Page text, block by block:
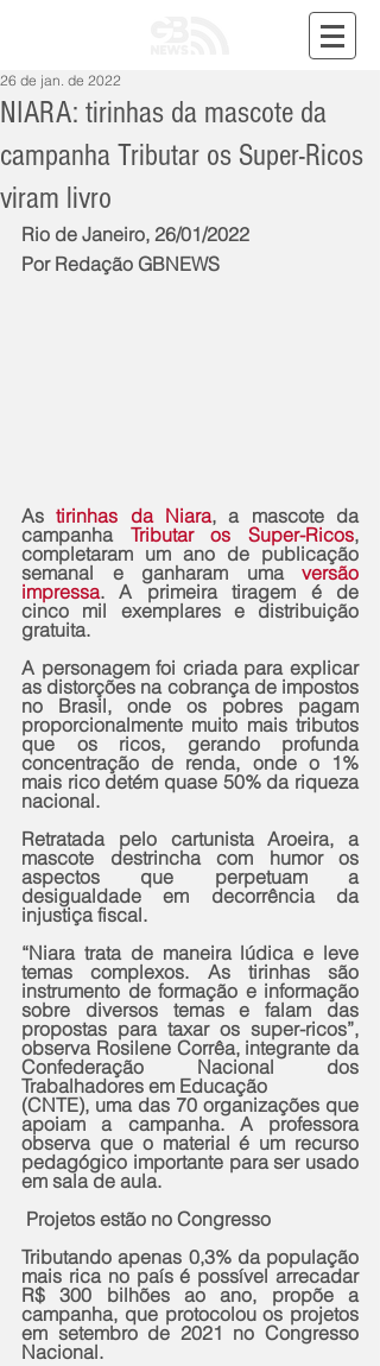
NIARA: tirinhas da mascote da
campanha Tributar os Super-Ricos
viram livro
26 de jan. de 2022
Rio de Janeiro, 26/01/2022
Por Redação GBNEWS
As tirinhas da Niara, a mascote da
campanha Tributar os Super-Ricos,
completaram um ano de publicação
semanal e ganharam uma versão
impressa. A primeira tiragem é de
cinco mil exemplares e distribuição
gratuita.
A personagem foi criada para explicar
as distorções na cobrança de impostos
no Brasil, onde os pobres pagam
proporcionalmente muito mais tributos
que os ricos, gerando profunda
concentração de renda, onde o 1%
mais rico detém quase 50% da riqueza
nacional.
Retratada pelo cartunista Aroeira, a
mascote destrincha com humor os
aspectos que perpetuam a
desigualdade em decorrência da
injustiça fiscal.
“Niara trata de maneira lúdica e leve
temas complexos. As tirinhas são
instrumento de formação e informação
sobre diversos temas e falam das
propostas para taxar os super-ricos”,
observa Rosilene Corrêa, integrante da
Confederação Nacional dos
Trabalhadores em Educação
(CNTE), uma das 70 organizações que
apoiam a campanha. A professora
observa que o material é um recurso
pedagógico importante para ser usado
em sala de aula.
Projetos estão no Congresso
Tributando apenas 0,3% da população
mais rica no país é possível arrecadar
R$ 300 bilhões ao ano, propõe a
campanha, que protocolou os projetos
em setembro de 2021 no Congresso
Nacional.